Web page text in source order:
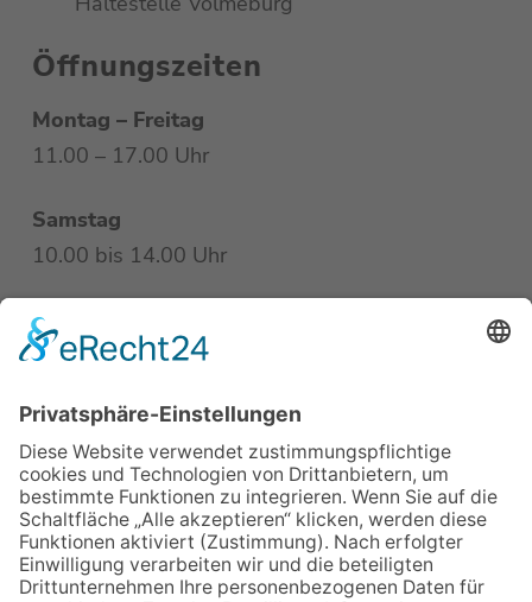
Öffnungszeiten
Montag – Freitag
11.00 – 17.00 Uhr
Samstag
10.00 bis 14.00 Uhr
Übersicht
Startseite
Service
Ausstellung
Kontakt